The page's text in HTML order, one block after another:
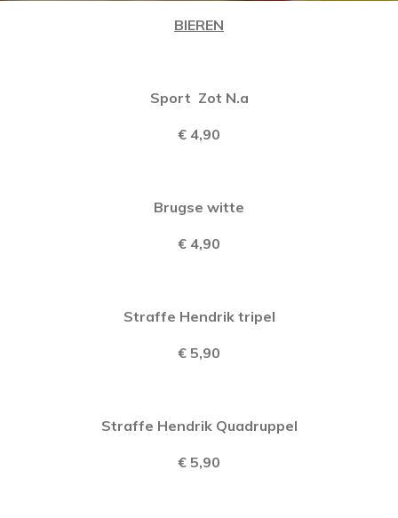
BIEREN
Sport Zot N.a
€ 4,90
Brugse witte
€ 4,90
Straffe Hendrik tripel
€ 5,90
Straffe Hendrik Quadruppel
€ 5,90